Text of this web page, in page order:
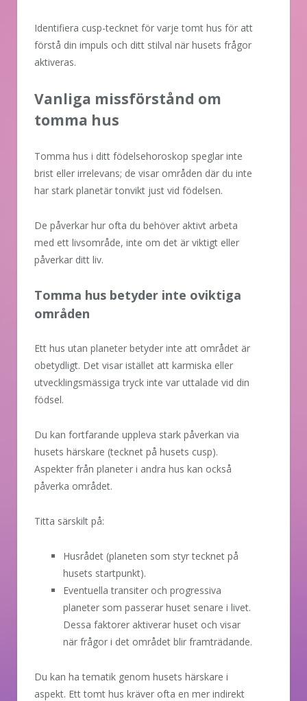
Identifiera cusp-tecknet för varje tomt hus för att
förstå din impuls och ditt stilval när husets frågor
aktiveras.
Vanliga missförstånd om
tomma hus
Tomma hus i ditt födelsehoroskop speglar inte
brist eller irrelevans; de visar områden där du inte
har stark planetär tonvikt just vid födelsen.
De påverkar hur ofta du behöver aktivt arbeta
med ett livsområde, inte om det är viktigt eller
påverkar ditt liv.
Tomma hus betyder inte oviktiga
områden
Ett hus utan planeter betyder inte att området är
obetydligt. Det visar istället att karmiska eller
utvecklingsmässiga tryck inte var uttalade vid din
födsel.
Du kan fortfarande uppleva stark påverkan via
husets härskare (tecknet på husets cusp).
Aspekter från planeter i andra hus kan också
påverka området.
Titta särskilt på:
Husrådet (planeten som styr tecknet på
husets startpunkt).
Eventuella transiter och progressiva
planeter som passerar huset senare i livet.
Dessa faktorer aktiverar huset och visar
när frågor i det området blir framträdande.
Du kan ha tematik genom husets härskare i
aspekt. Ett tomt hus kräver ofta en mer indirekt